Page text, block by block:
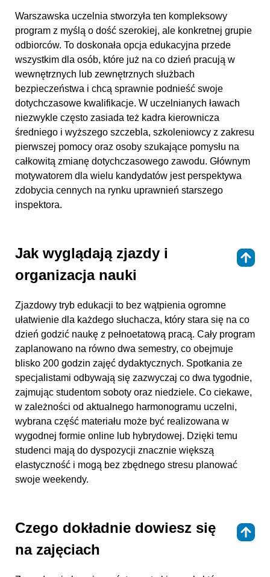
Warszawska uczelnia stworzyła ten kompleksowy
program z myślą o dość szerokiej, ale konkretnej grupie
odbiorców. To doskonała opcja edukacyjna przede
wszystkim dla osób, które już na co dzień pracują w
wewnętrznych lub zewnętrznych służbach
bezpieczeństwa i chcą sprawnie podnieść swoje
dotychczasowe kwalifikacje. W uczelnianych ławach
niezwykle często zasiada też kadra kierownicza
średniego i wyższego szczebla, szkoleniowcy z zakresu
pierwszej pomocy oraz osoby szukające pomysłu na
całkowitą zmianę dotychczasowego zawodu. Głównym
motywatorem dla wielu kandydatów jest perspektywa
zdobycia cennych na rynku uprawnień starszego
inspektora.
Jak wyglądają zjazdy i
organizacja nauki
Zjazdowy tryb edukacji to bez wątpienia ogromne
ułatwienie dla każdego słuchacza, który stara się na co
dzień godzić naukę z pełnoetatową pracą. Cały program
zaplanowano na równo dwa semestry, co obejmuje
blisko 200 godzin zajęć dydaktycznych. Spotkania ze
specjalistami odbywają się zazwyczaj co dwa tygodnie,
zajmując studentom soboty oraz niedziele. Co ciekawe,
w zależności od aktualnego harmonogramu uczelni,
wybrana część materiału może być realizowana w
wygodnej formie online lub hybrydowej. Dzięki temu
studenci mają do dyspozycji znacznie większą
elastyczność i mogą bez zbędnego stresu planować
swoje weekendy.
Czego dokładnie dowiesz się
na zajęciach